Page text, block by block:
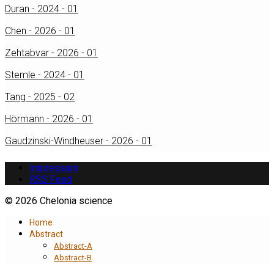
Duran - 2024 - 01
Chen - 2026 - 01
Zehtabvar - 2026 - 01
Stemle - 2024 - 01
Tang - 2025 - 02
Hörmann - 2026 - 01
Gaudzinski-Windheuser - 2026 - 01
Impressum
RSS Feed
© 2026 Chelonia science
Home
Abstract
Abstract-A
Abstract-B